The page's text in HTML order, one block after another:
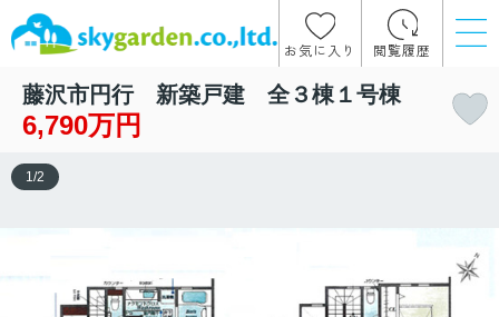
お気に入り 閲覧履歴
藤沢市円行 新築戸建 全３棟１号棟
6,790万円
1 /2